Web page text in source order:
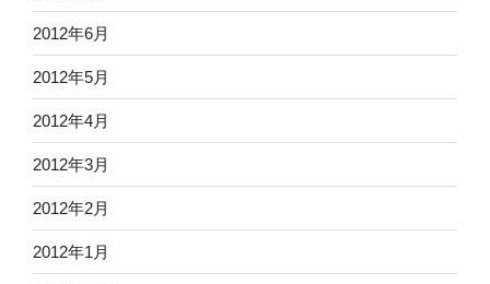
2012年6月
2012年5月
2012年4月
2012年3月
2012年2月
2012年1月